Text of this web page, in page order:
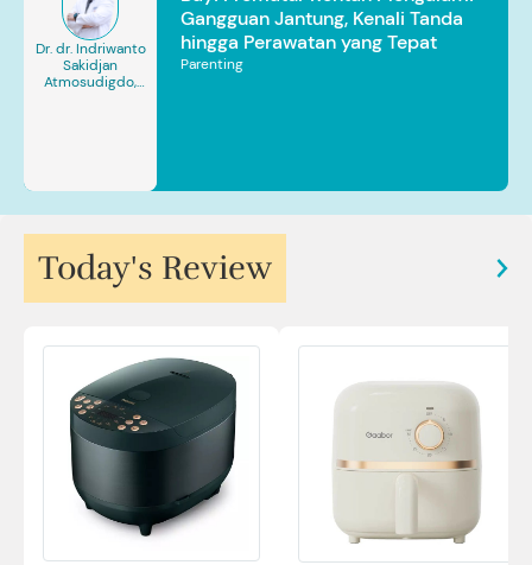
Dr. dr. Indriwanto
Sakidjan
Atmosudigdo,
Gangguan Jantung, Kenali Tanda
hingga Perawatan yang Tepat
Parenting
Today's Review